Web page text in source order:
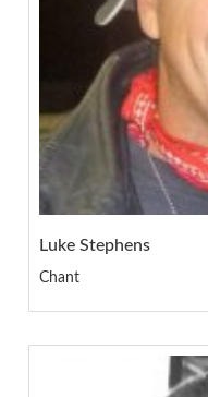
Luke Stephens
Chant